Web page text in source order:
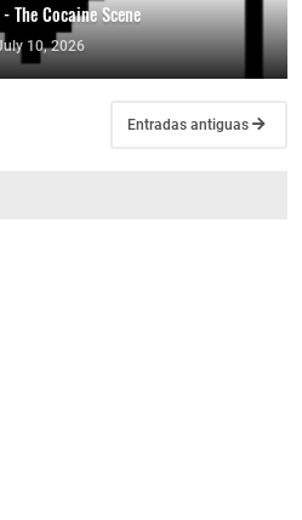
The Cocaine Scene
10, 2026
Entradas antiguas